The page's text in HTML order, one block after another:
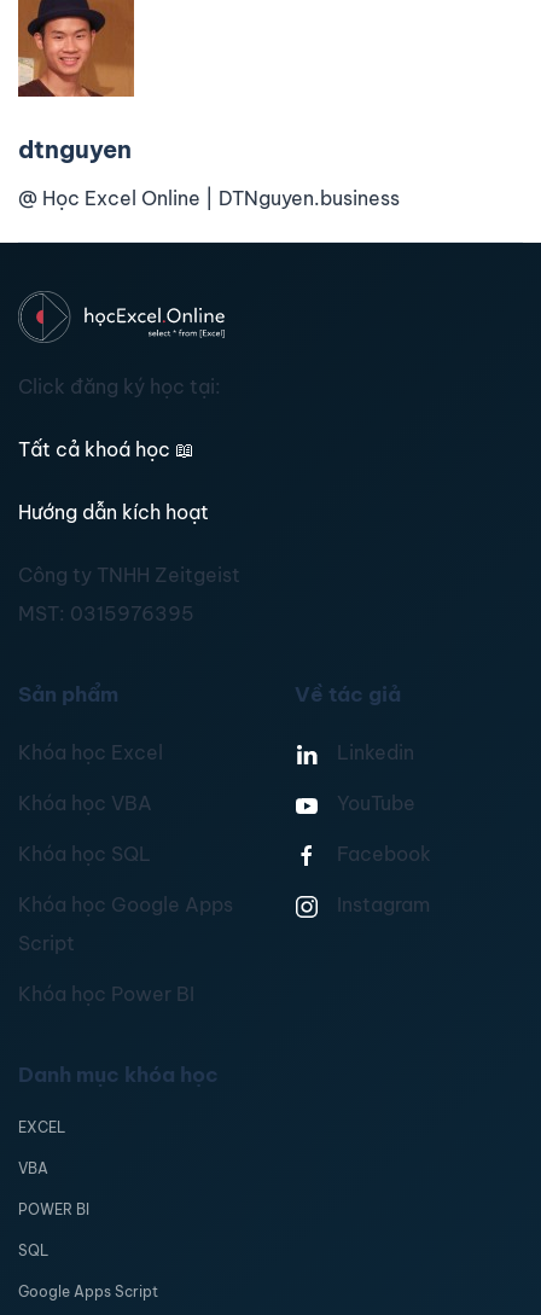
dtnguyen
@ Học Excel Online | DTNguyen.business
Click đăng ký học tại:
Tất cả khoá học 📖
Hướng dẫn kích hoạt
Công ty TNHH Zeitgeist
MST: 0315976395
Sản phẩm
Khóa học Excel
Khóa học VBA
Khóa học SQL
Khóa học Google Apps
Script
Khóa học Power BI
Về tác giả
Linkedin
YouTube
Facebook
Instagram
Danh mục khóa học
EXCEL
VBA
POWER BI
SQL
Google Apps Script